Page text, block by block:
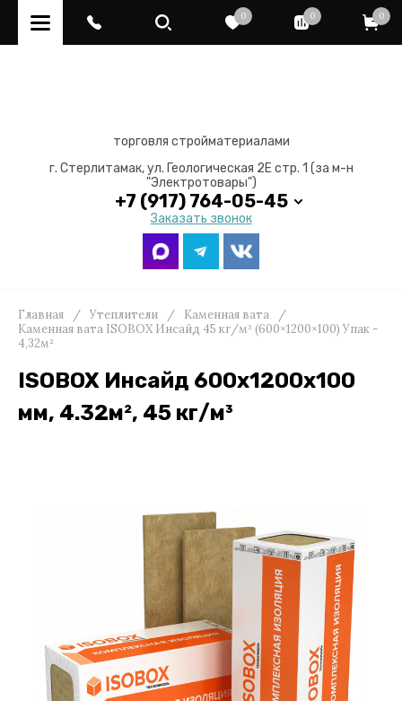
0 0 0
торговля стройматериалами
г. Стерлитамак, ул. Геологическая 2Е стр. 1 (за м-н
"Электротовары")
+7 (917) 764-05-45
Заказать звонок
Главная / Утеплители / Каменная вата
/
Каменная вата ISOBOX Инсайд 45 кг/м³ (600×1200×100) Упак -
4,32м²
ISOBOX Инсайд 600х1200х100
мм, 4.32м², 45 кг/м³